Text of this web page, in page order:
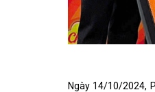
Ngày 14/10/2024,